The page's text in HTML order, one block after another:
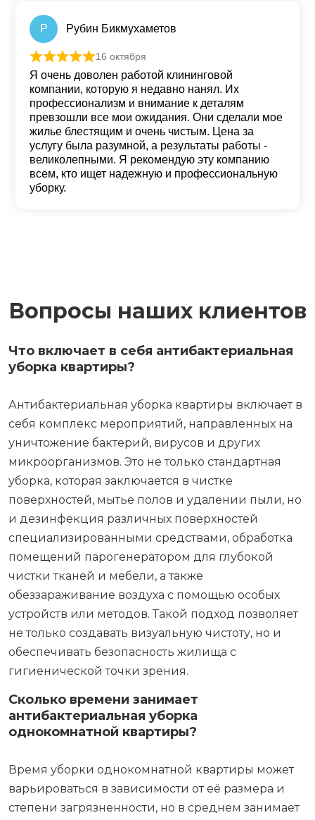
Качественно и кропотливо сделана уборка
офиса после ремонта, сотрудники вежливые и
внимательные! Рекомендуем!
Оценка5из 5
16 октября
Я очень доволен работой клининговой
компании, которую я недавно нанял. Их
профессионализм и внимание к деталям
Вопросы наших клиентов
Что включает в себя антибактериальная
уборка квартиры?
Антибактериальная уборка квартиры включает в
себя комплекс мероприятий, направленных на
уничтожение бактерий, вирусов и других
микроорганизмов. Это не только стандартная
уборка, которая заключается в чистке
поверхностей, мытье полов и удалении пыли, но
и дезинфекция различных поверхностей
специализированными средствами, обработка
помещений парогенератором для глубокой
чистки тканей и мебели, а также
обеззараживание воздуха с помощью особых
устройств или методов. Такой подход позволяет
не только создавать визуальную чистоту, но и
обеспечивать безопасность жилища с
Сколько времени занимает
антибактериальная уборка
однокомнатной квартиры?